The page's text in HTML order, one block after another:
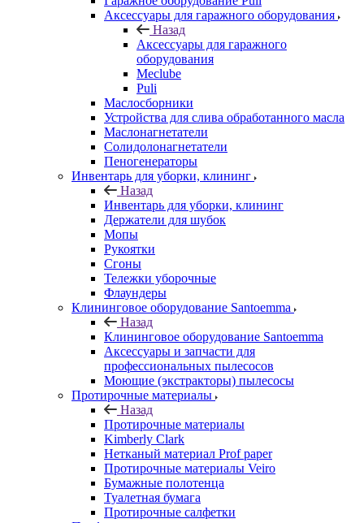
Аксессуары для гаражного оборудования
Назад
Аксессуары для гаражного
оборудования
Meclube
Puli
Маслосборники
Устройства для слива обработанного масла
Маслонагнетатели
Солидолонагнетатели
Пеногенераторы
Инвентарь для уборки, клининг
Назад
Инвентарь для уборки, клининг
Держатели для шубок
Мопы
Рукоятки
Сгоны
Тележки уборочные
Флаундеры
Клининговое оборудование Santoemma
Назад
Клининговое оборудование Santoemma
Аксессуары и запчасти для
профессиональных пылесосов
Моющие (экстракторы) пылесосы
Протирочные материалы
Назад
Протирочные материалы
Kimberly Clark
Нетканый материал Prof paper
Протирочные материалы Veiro
Бумажные полотенца
Туалетная бумага
Протирочные салфетки